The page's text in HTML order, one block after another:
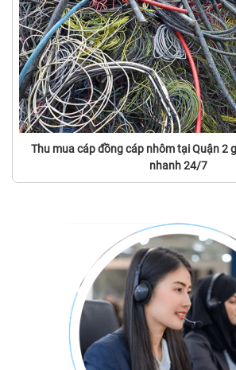
Thu mua cáp đồng cáp nhôm tại Quận 2
nhanh 24/7